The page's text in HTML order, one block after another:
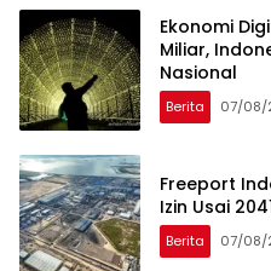
Ekonomi
Miliar,
Nasional
Berita 07/08/
Freeport
Izin Usai
Berita 07/08/